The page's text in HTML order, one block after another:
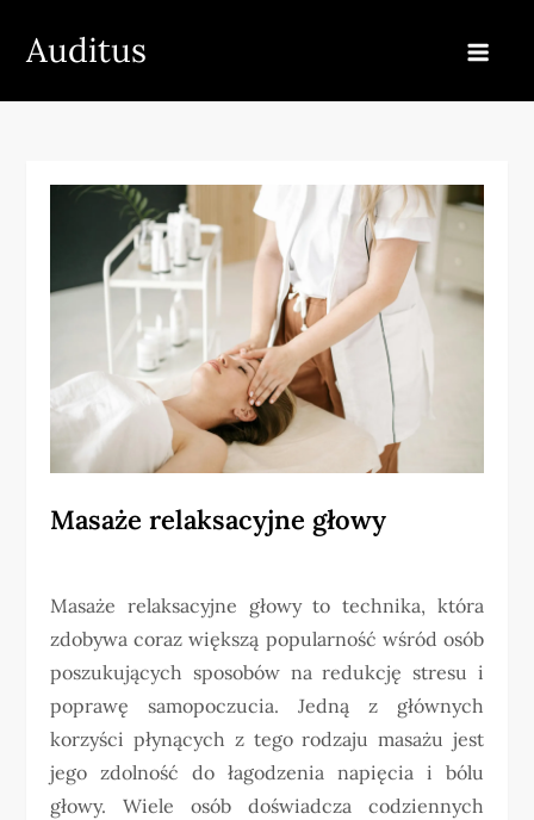
Auditus
Masaże relaksacyjne głowy
Masaże relaksacyjne głowy to technika, która
zdobywa coraz większą popularność wśród osób
poszukujących sposobów na redukcję stresu i
poprawę samopoczucia. Jedną z głównych
korzyści płynących z tego rodzaju masażu jest
jego zdolność do łagodzenia napięcia i bólu
głowy. Wiele osób doświadcza codziennych